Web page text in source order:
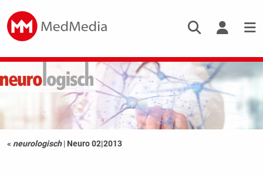
« neurologisch | Neuro 02|2013